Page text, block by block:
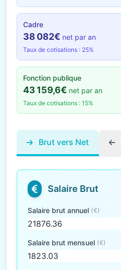
Cadre
38 082€ net par an
Taux de cotisations : 25%
Fonction publique
43 159,6€ net par an
Taux de cotisations : 15%
Brut vers Net
Salaire Brut
Salaire brut annuel (€)
Salaire brut mensuel (€)